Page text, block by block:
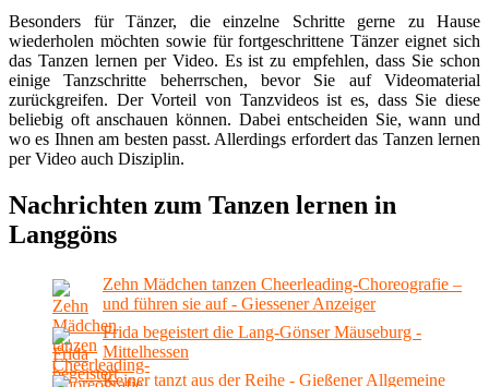
Besonders für Tänzer, die einzelne Schritte gerne zu Hause
wiederholen möchten sowie für fortgeschrittene Tänzer eignet sich
das Tanzen lernen per Video. Es ist zu empfehlen, dass Sie schon
einige Tanzschritte beherrschen, bevor Sie auf Videomaterial
zurückgreifen. Der Vorteil von Tanzvideos ist es, dass Sie diese
beliebig oft anschauen können. Dabei entscheiden Sie, wann und
wo es Ihnen am besten passt. Allerdings erfordert das Tanzen lernen
per Video auch Disziplin.
Nachrichten zum Tanzen lernen in
Langgöns
Zehn Mädchen tanzen Cheerleading-Choreografie –
und führen sie auf - Giessener Anzeiger
Frida begeistert die Lang-Gönser Mäuseburg -
Mittelhessen
Keiner tanzt aus der Reihe - Gießener Allgemeine